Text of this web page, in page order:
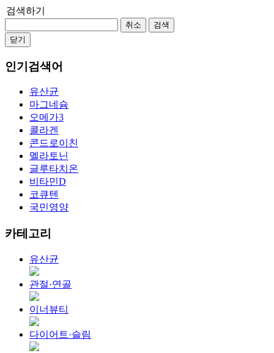
검색하기
취소
검색
닫기
인기검색어
유산균
마그네슘
오메가3
콜라겐
콘드로이친
멜라토닌
글루타치온
비타민D
코큐텐
국민영양
카테고리
유산균
관절·연골
이너뷰티
다이어트·슬림